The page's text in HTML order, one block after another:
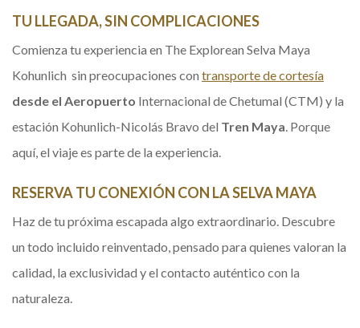
TU LLEGADA, SIN COMPLICACIONES
Comienza tu experiencia en The Explorean Selva Maya
Kohunlich sin preocupaciones con transporte de cortesía
desde el Aeropuerto Internacional de Chetumal (CTM) y la
estación Kohunlich-Nicolás Bravo del Tren Maya. Porque
aquí, el viaje es parte de la experiencia.
RESERVA TU CONEXIÓN CON LA SELVA MAYA
Haz de tu próxima escapada algo extraordinario. Descubre
un todo incluido reinventado, pensado para quienes valoran la
calidad, la exclusividad y el contacto auténtico con la
naturaleza.